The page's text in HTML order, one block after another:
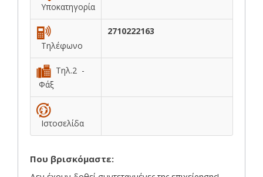
Υποκατηγορία
Τηλέφωνο
2710222163
Τηλ.2 -
Φάξ
Ιστοσελίδα
Που βρισκόμαστε: